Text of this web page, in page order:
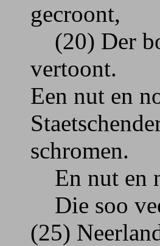
gecroont,
(20) Der
vertoont.
Een nut en
schromen.
En nut en
Die soo
(25)